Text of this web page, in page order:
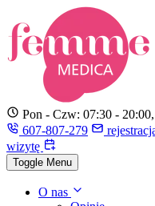
Pon - Czw: 07:30 -
607-807-279
wizytę
Toggle Menu
O nas